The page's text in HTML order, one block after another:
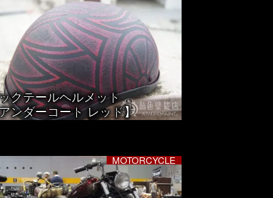
クテールヘルメット
ンダーコート レッド】
MOTORCYCLE